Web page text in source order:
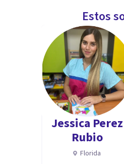
costo o tarifas. Si bien
espacios y relaciones
Estos
Jessica Perez
Rubio
Florida